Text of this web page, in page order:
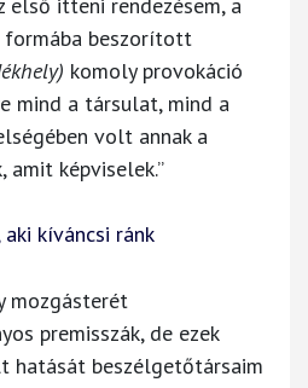
formába beszorított
komoly provokáció
mind a társulat, mind a
volt annak a
amit képviselek.”
kíváncsi ránk
mozgásterét
premisszák, de ezek
hatását beszélgetőtársaim